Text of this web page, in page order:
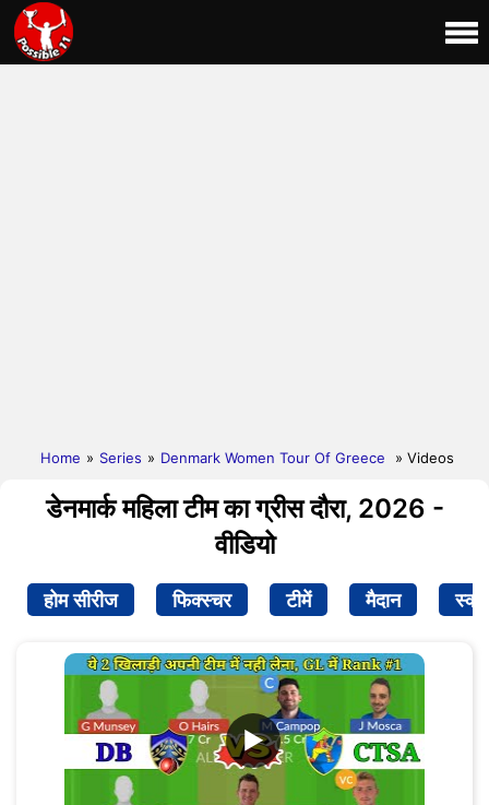
Home » Series » Denmark Women Tour Of Greece » Videos
डेनमार्क महिला टीम का ग्रीस दौरा, 2026 -
वीडियो
होम सीरीज फिक्स्चर टीमें मैदान
▶